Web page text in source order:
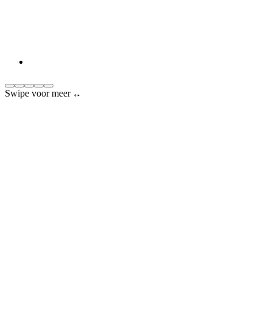
Swipe voor meer